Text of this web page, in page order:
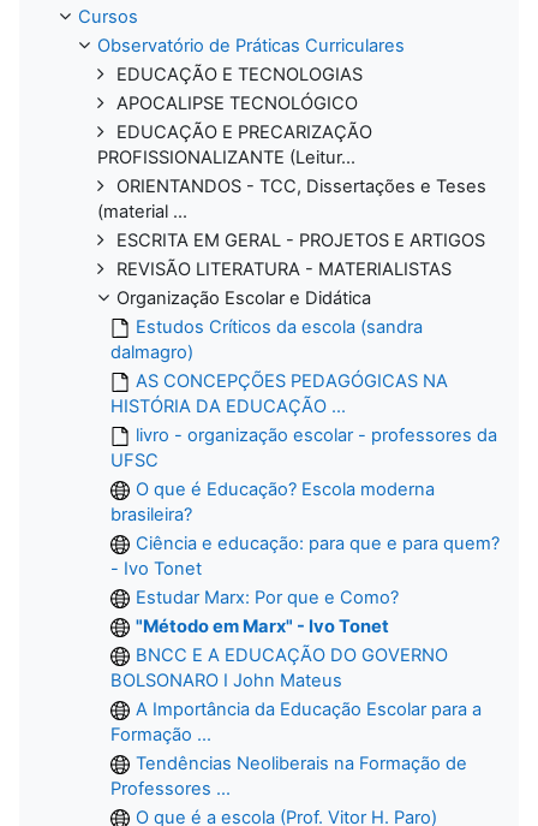
Cursos
Observatório de Práticas Curriculares
EDUCAÇÃO E TECNOLOGIAS
APOCALIPSE TECNOLÓGICO
EDUCAÇÃO E PRECARIZAÇÃO
PROFISSIONALIZANTE (Leitur...
ORIENTANDOS - TCC, Dissertações e Teses
(material ...
ESCRITA EM GERAL - PROJETOS E ARTIGOS
REVISÃO LITERATURA - MATERIALISTAS
Organização Escolar e Didática
Estudos Críticos da escola (sandra
dalmagro)
AS CONCEPÇÕES PEDAGÓGICAS NA
HISTÓRIA DA EDUCAÇÃO ...
livro - organização escolar - professores da
UFSC
O que é Educação? Escola moderna
brasileira?
Ciência e educação: para que e para quem?
- Ivo Tonet
Estudar Marx: Por que e Como?
"Método em Marx" - Ivo Tonet
BNCC E A EDUCAÇÃO DO GOVERNO
BOLSONARO I John Mateus
A Importância da Educação Escolar para a
Formação ...
Tendências Neoliberais na Formação de
Professores ...
O que é a escola (Prof. Vitor H. Paro)